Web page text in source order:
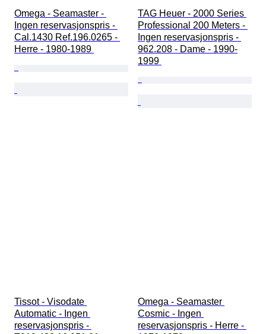
Omega - Seamaster -
Ingen reservasjonspris -
Cal.1430 Ref.196.0265 -
Herre - 1980-1989
TAG Heuer - 2000 Series
Professional 200 Meters -
Ingen reservasjonspris -
962.208 - Dame - 1990-
1999
Tissot - Visodate
Automatic - Ingen
reservasjonspris -
Omega - Seamaster
Cosmic - Ingen
reservasjonspris - Herre -